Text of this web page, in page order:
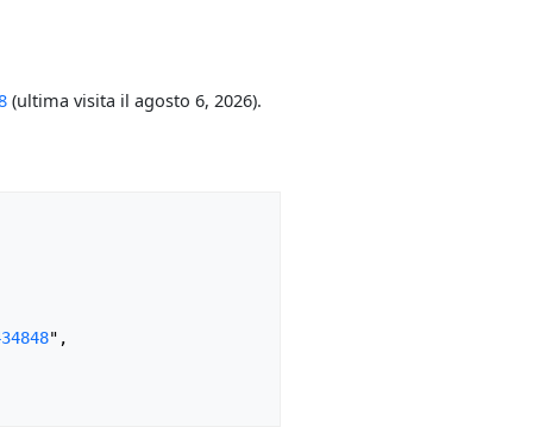
(ultima visita il agosto 6, 2026).
",